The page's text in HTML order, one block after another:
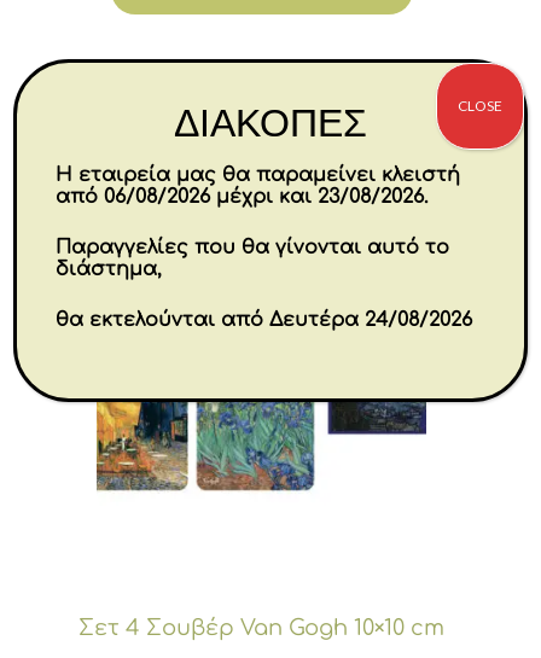
Σετ 4 Σουβέρ Van Gogh 10×10 cm
ΔΙΑΚΟΠΕΣ
Η εταιρεία μας θα παραμείνει κλειστή
από 06/08/2026 μέχρι και 23/08/2026.
Παραγγελίες που θα γίνονται αυτό το
διάστημα,
θα εκτελούνται από Δευτέρα 24/08/2026
CLOSE